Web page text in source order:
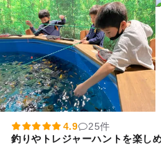
4.9
25件
釣りやトレジャーハントを楽し